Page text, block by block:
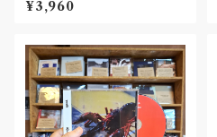
¥3,960